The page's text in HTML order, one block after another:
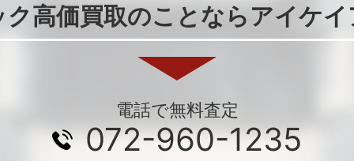
ク高価買取のことならアイケイ
電話で無料査定
072-960-1235